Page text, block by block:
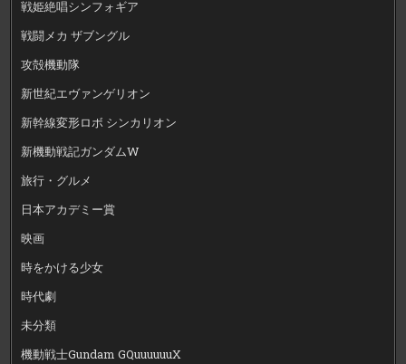
戦姫絶唱シンフォギア
戦闘メカ ザブングル
攻殻機動隊
新世紀エヴァンゲリオン
新幹線変形ロボ シンカリオン
新機動戦記ガンダムW
旅行・グルメ
日本アカデミー賞
映画
時をかける少女
時代劇
未分類
機動戦士Gundam GQuuuuuuX